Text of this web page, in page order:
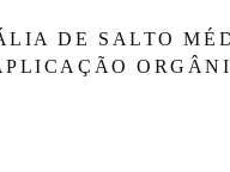
DE SALTO